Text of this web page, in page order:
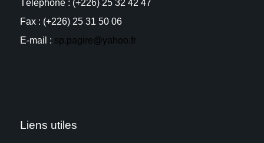
Téléphone : (+226) 25 32 42 47
Fax : (+226) 25 31 50 06
E-mail : sp.pagire@yahoo.fr
Liens utiles